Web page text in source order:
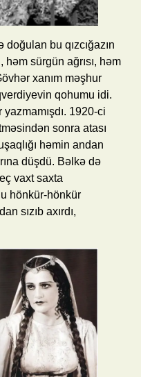
bu qızcığazın
sürgün ağrısı, həm
xanım məşhur
qohumu idi.
1920-ci
sonra atası
həmin andan
düşdü. Bəlkə də
vaxt saxta
hönkür-hönkür
sızıb axırdı,